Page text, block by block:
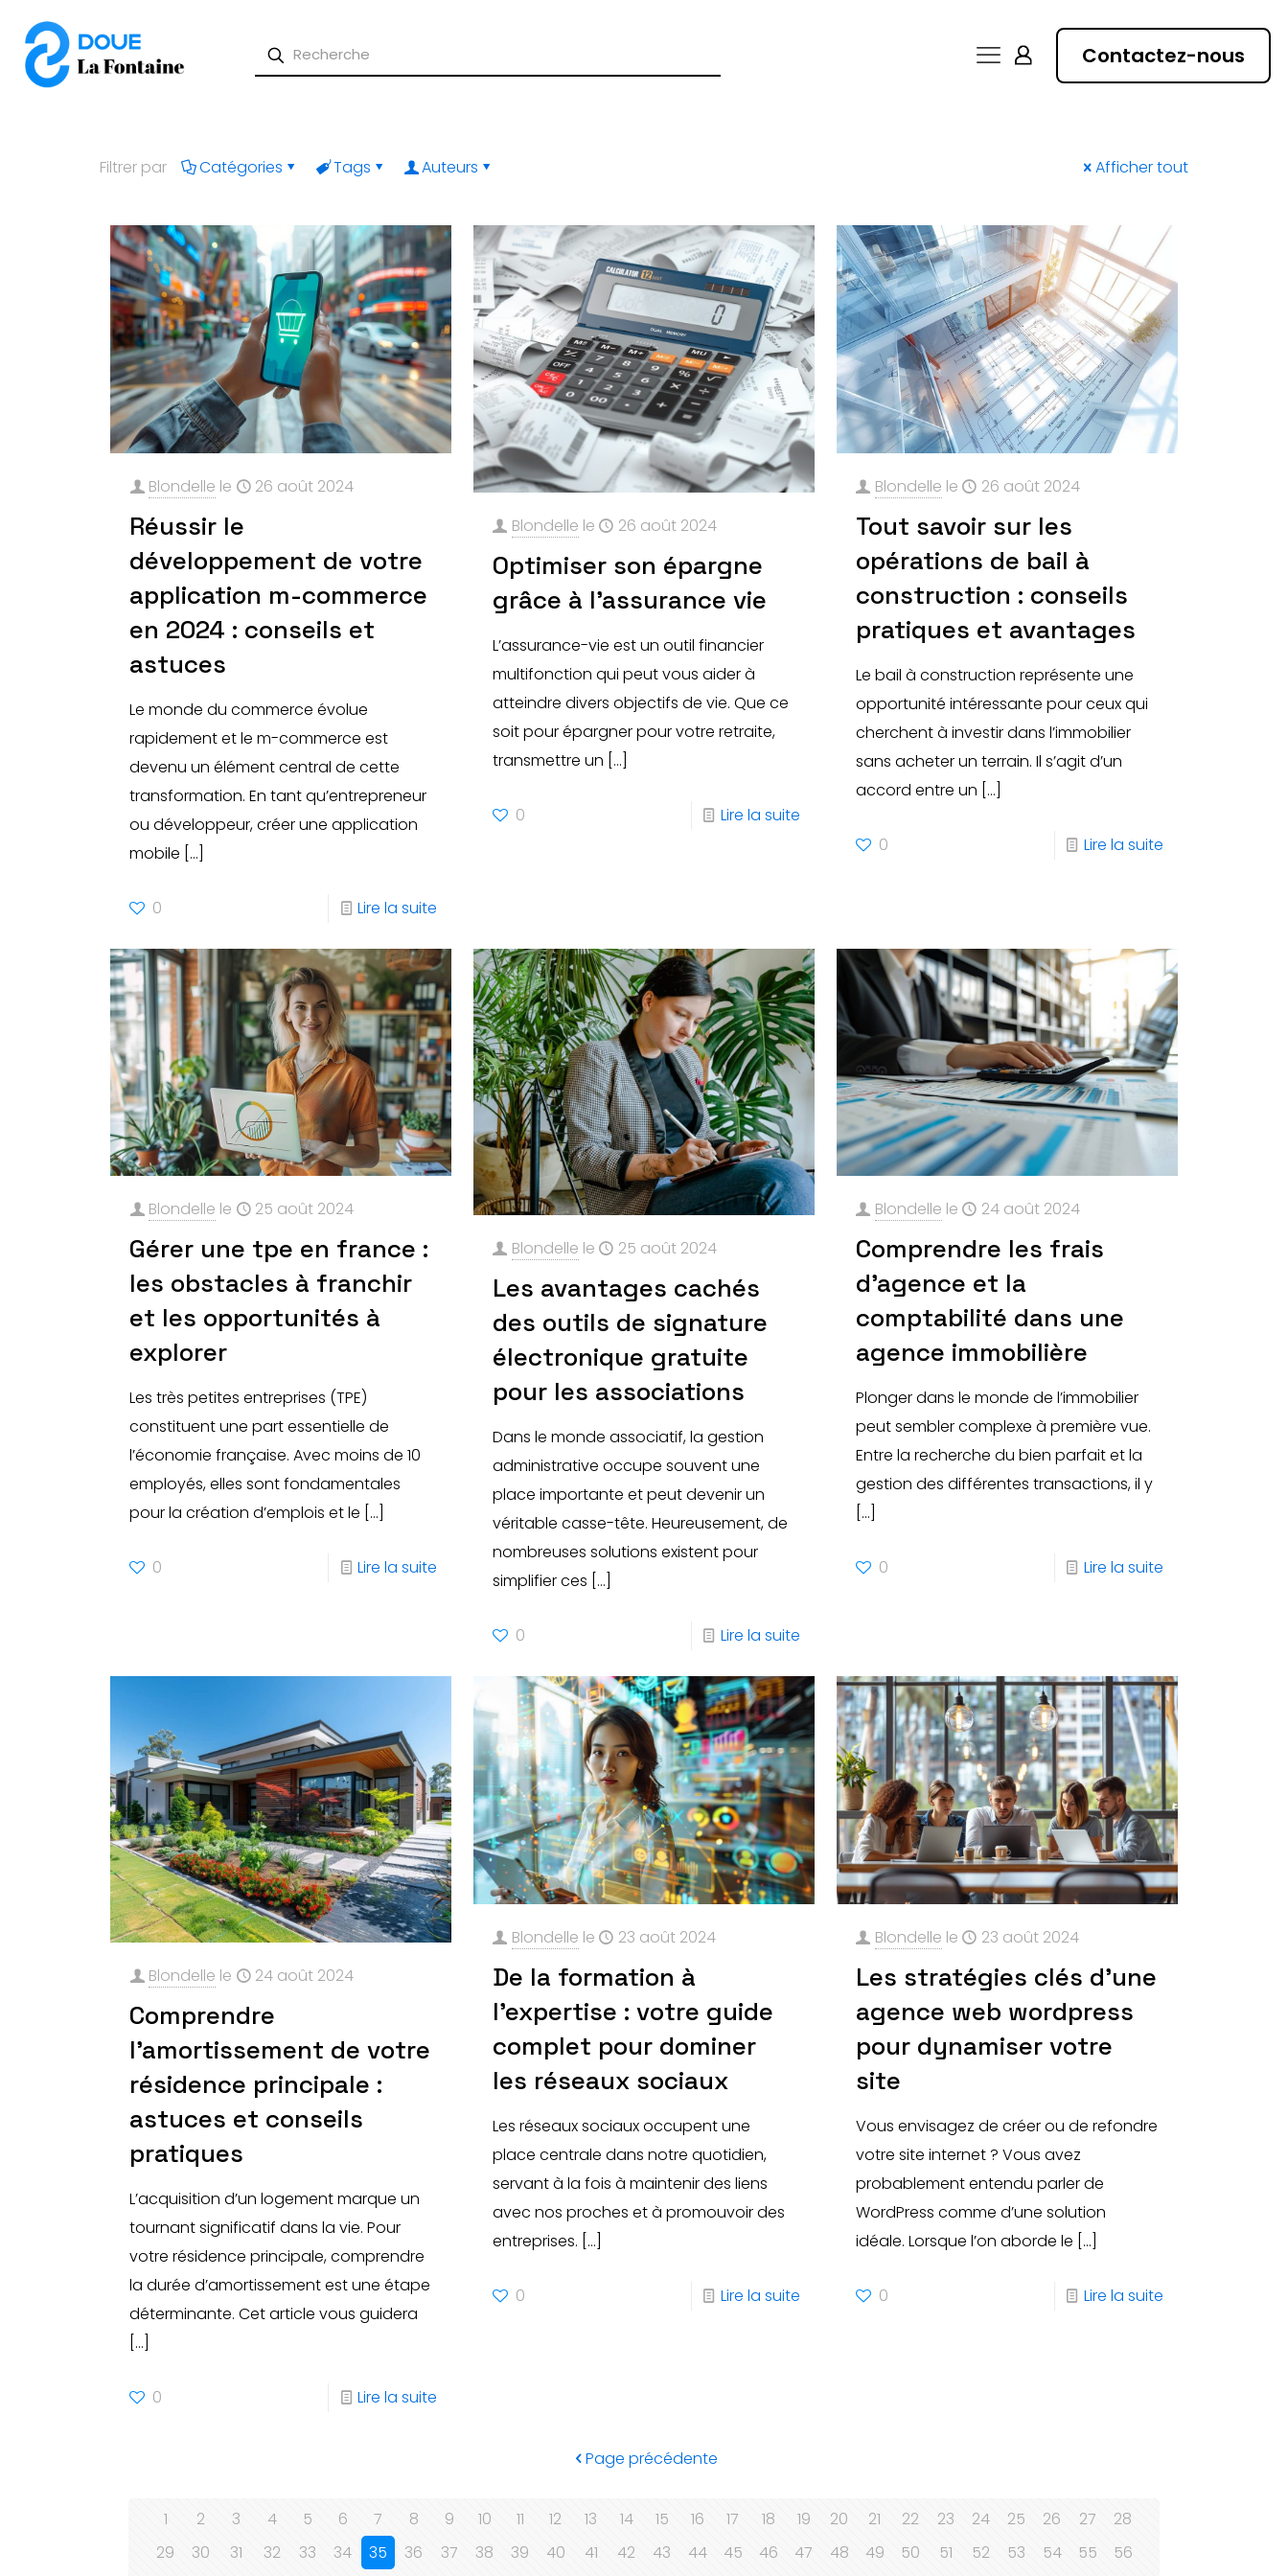
Contactez-nous
Filtrer par Catégories Tags Auteurs Afficher tout
Blondelle le 26 août 2024
Réussir le
développement de votre
application m-commerce
en 2024 : conseils et
astuces
Le monde du commerce évolue
rapidement et le m-commerce est
devenu un élément central de cette
transformation. En tant qu’entrepreneur
ou développeur, créer une application
mobile […]
0 Lire la suite
Blondelle le 26 août 2024
Optimiser son épargne
grâce à l’assurance vie
L’assurance-vie est un outil financier
multifonction qui peut vous aider à
atteindre divers objectifs de vie. Que ce
soit pour épargner pour votre retraite,
transmettre un […]
0 Lire la suite
Blondelle le 26 août 2024
Tout savoir sur les
opérations de bail à
construction : conseils
pratiques et avantages
Le bail à construction représente une
opportunité intéressante pour ceux qui
cherchent à investir dans l’immobilier
sans acheter un terrain. Il s’agit d’un
accord entre un […]
0 Lire la suite
Blondelle le 25 août 2024
Gérer une tpe en france :
les obstacles à franchir
et les opportunités à
explorer
Les très petites entreprises (TPE)
constituent une part essentielle de
l’économie française. Avec moins de 10
employés, elles sont fondamentales
pour la création d’emplois et le […]
0 Lire la suite
Blondelle le 25 août 2024
Les avantages cachés
des outils de signature
électronique gratuite
pour les associations
Dans le monde associatif, la gestion
administrative occupe souvent une
place importante et peut devenir un
véritable casse-tête. Heureusement, de
nombreuses solutions existent pour
simplifier ces […]
0 Lire la suite
Blondelle le 24 août 2024
Comprendre les frais
d’agence et la
comptabilité dans une
agence immobilière
Plonger dans le monde de l’immobilier
peut sembler complexe à première vue.
Entre la recherche du bien parfait et la
gestion des différentes transactions, il y
[…]
0 Lire la suite
Blondelle le 24 août 2024
Comprendre
l’amortissement de votre
résidence principale :
astuces et conseils
pratiques
L’acquisition d’un logement marque un
tournant significatif dans la vie. Pour
votre résidence principale, comprendre
la durée d’amortissement est une étape
déterminante. Cet article vous guidera
[…]
0 Lire la suite
Blondelle le 23 août 2024
De la formation à
l’expertise : votre guide
complet pour dominer
les réseaux sociaux
Les réseaux sociaux occupent une
place centrale dans notre quotidien,
servant à la fois à maintenir des liens
avec nos proches et à promouvoir des
entreprises. […]
0 Lire la suite
Blondelle le 23 août 2024
Les stratégies clés d’une
agence web wordpress
pour dynamiser votre
site
Vous envisagez de créer ou de refondre
votre site internet ? Vous avez
probablement entendu parler de
WordPress comme d’une solution
idéale. Lorsque l’on aborde le […]
0 Lire la suite
Page précédente
1 2 3 4 5 6 7 8 9 10 11 12 13 14 15 16 17 18 19 20 21 22 23 24 25 26 27
28
29
30 31 32 33 34 35 36 37 38 39 40 41 42 43 44 45 46 47 48 49 50 51 52 53 54 55
56